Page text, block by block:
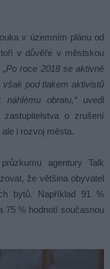
v územním plánu od
v důvěře v městskou
„Po roce 2018 se aktivně
pod tlakem aktivistů
obratu,“ uvedl
o zrušení
i rozvoj města.
agentury Talk
že většina obyvatel
bytů. Například 91 %
75 % hodnotí současnou